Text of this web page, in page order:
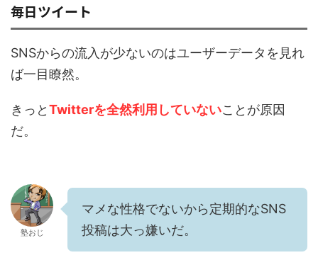
毎日ツイート
SNSからの流入が少ないのはユーザーデータを見れ
ば一目瞭然。
きっとTwitterを全然利用していないことが原因
だ。
塾おじ
マメな性格でないから定期的なSNS
投稿は大っ嫌いだ。